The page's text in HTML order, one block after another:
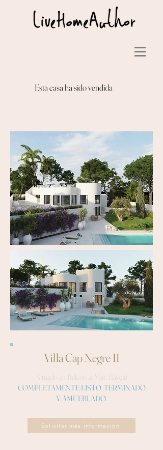
Esta casa ha sido vendida
Villa Cap Negre II
Situado en Balcón al Mar. (Jávea)
COMPLETAMENTE LISTO, TERMINADO
Y AMUEBLADO.
Solicitar más información